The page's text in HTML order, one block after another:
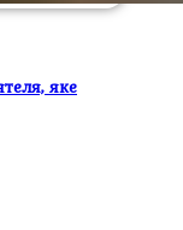
яке